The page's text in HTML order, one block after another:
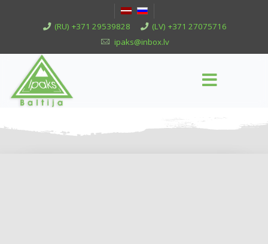
(RU) +371 29539828
(LV) +371 27075716
ipaks@inbox.lv